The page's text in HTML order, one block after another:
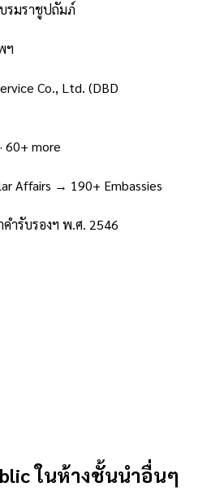
รมราชูปถัมภ์
ฯ
Co., Ltd. (DBD
· 60+ more
Affairs → 190+ Embassies
ำรับรองฯ พ.ศ. 2546
ในห้างชั้นนำอื่นๆ